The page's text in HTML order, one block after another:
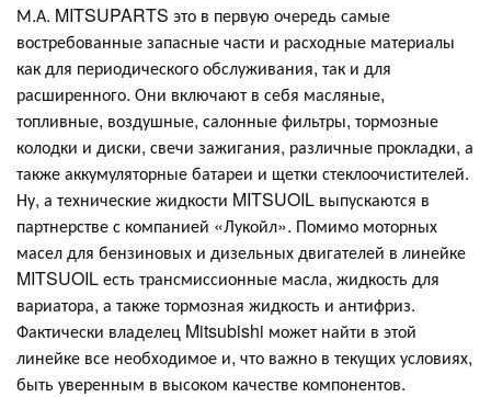
М.А. MITSUPARTS это в первую очередь самые
востребованные запасные части и расходные материалы
как для периодического обслуживания, так и для
расширенного. Они включают в себя масляные,
топливные, воздушные, салонные фильтры, тормозные
колодки и диски, свечи зажигания, различные прокладки, а
также аккумуляторные батареи и щетки стеклоочистителей.
Ну, а технические жидкости MITSUOIL выпускаются в
партнерстве с компанией «Лукойл». Помимо моторных
масел для бензиновых и дизельных двигателей в линейке
MITSUOIL есть трансмиссионные масла, жидкость для
вариатора, а также тормозная жидкость и антифриз.
Фактически владелец Mitsubishi может найти в этой
линейке все необходимое и, что важно в текущих условиях,
быть уверенным в высоком качестве компонентов.